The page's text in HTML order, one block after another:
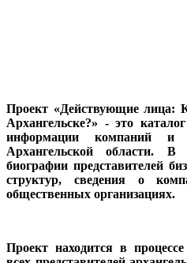
Проект «Действующие
Архангельске?» - это
информации компаний и
Архангельской области. В
биографии представителей
структур, сведения о
общественных организациях.
Проект находится в